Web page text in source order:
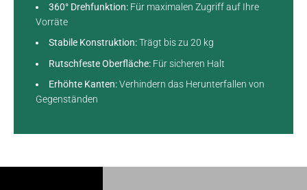
360° Drehfunktion: Für maximalen Zugriff auf Ihre
Vorräte
Stabile Konstruktion:Trägt bis zu 20 kg
Rutschfeste Oberfläche: Für sicheren Halt
Erhöhte Kanten:Verhindern das Herunterfallen von
Gegenständen